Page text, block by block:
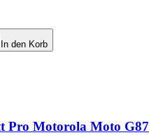
In den Korb
Pro Motorola Moto G87